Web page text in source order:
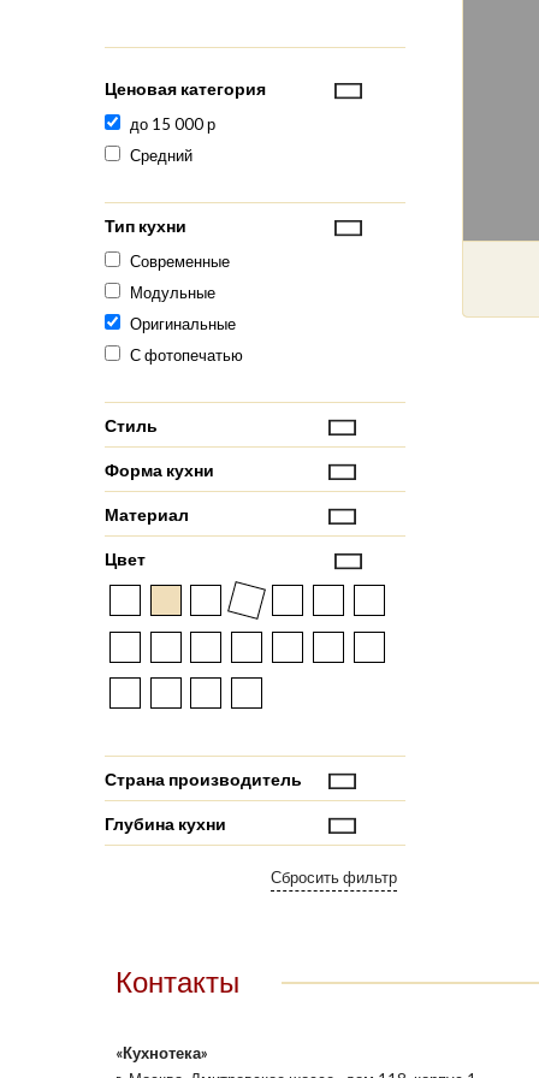
Ценовая категория
до 15 000 р
Средний
Тип кухни
Современные
Модульные
Оригинальные
С фотопечатью
Стиль
Форма кухни
Материал
Цвет
Страна производитель
Глубина кухни
Контакты
«Кухнотека»